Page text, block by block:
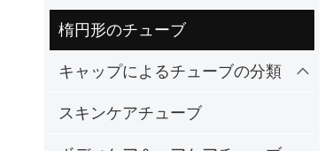
楕円形のチューブ
キャップによるチューブの分類
スキンケアチューブ